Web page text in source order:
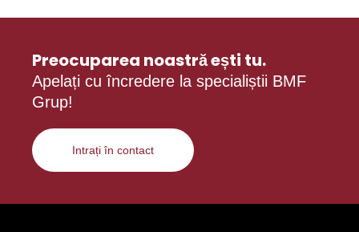
Preocuparea noastră ești tu.
Apelați cu încredere la specialiștii BMF
Grup!
Intrați în contact